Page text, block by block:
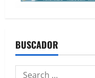
BUSCADOR
Search